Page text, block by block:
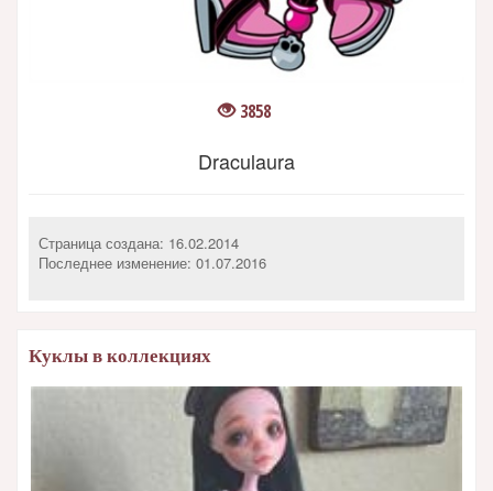
3858
Draculaura
Страница создана: 16.02.2014
Последнее изменение: 01.07.2016
Куклы в коллекциях